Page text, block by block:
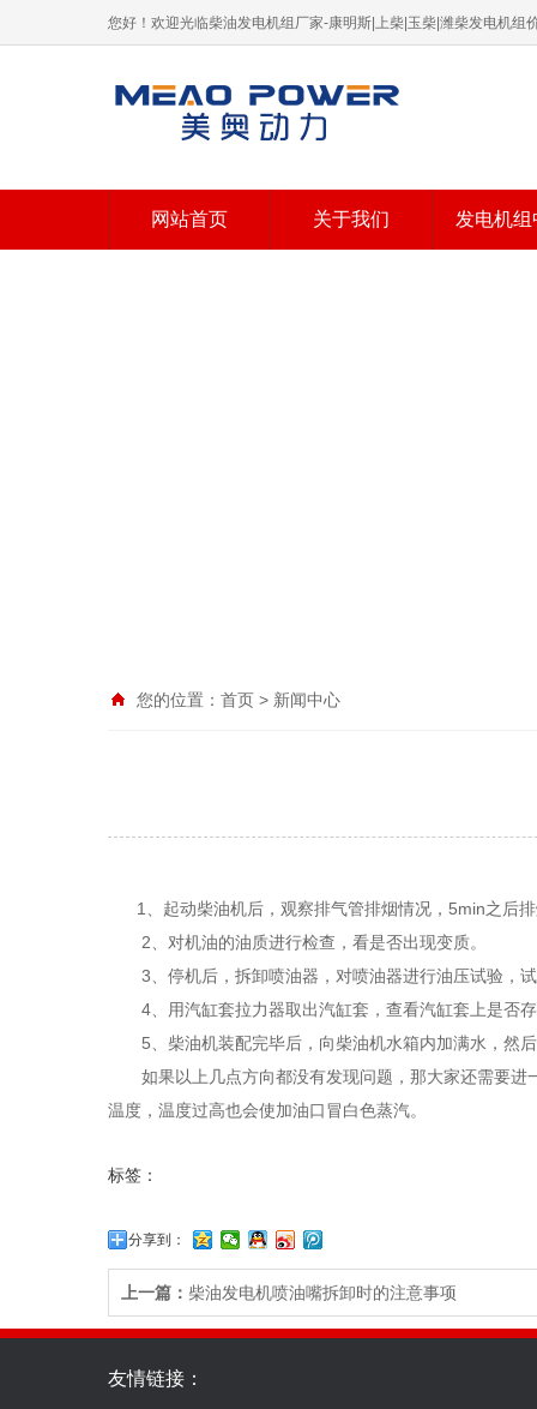
您好！欢迎光临柴油发电机组厂家-康明斯|上柴|玉柴|潍柴发电机
网站首页 关于我们 发电机组
您的位置： 首页 > 新闻中心
1、起动柴油机后，观察排气管排烟情况，5min之后
2、对机油的油质进行检查，看是否出现变质。
3、停机后，拆卸喷油器，对喷油器进行油压试验，试
4、用汽缸套拉力器取出汽缸套，查看汽缸套上是否存
5、柴油机装配完毕后，向柴油机水箱内加满水，然后
如果以上几点方向都没有发现问题，那大家还需要进
温度，温度过高也会使加油口冒白色蒸汽。
标签：
分享到：
上一篇： 柴油发电机喷油嘴拆卸时的注意事项
友情链接：